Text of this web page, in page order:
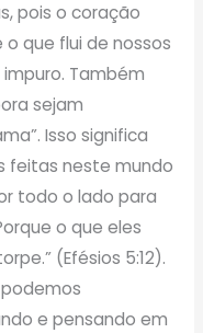
pois o coração
que flui de nossos
Também
sejam
Isso significa
feitas neste mundo
todo o lado para
o que eles
(Efésios 5:12).
e pensando em